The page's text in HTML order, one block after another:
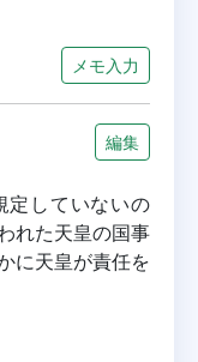
メモ入力
編集
定していないの
れた天皇の国事
に天皇が責任を